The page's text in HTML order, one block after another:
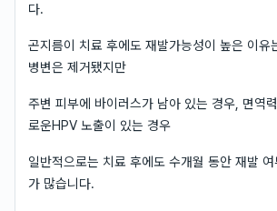
다.
곤지름이 치료 후에도 재발가능성이 높은 이유
병변은 제거됐지만
주변 피부에 바이러스가 남아 있는 경우, 면역
로운HPV 노출이 있는 경우
일반적으로는 치료 후에도 수개월 동안 재발
가 많습니다.